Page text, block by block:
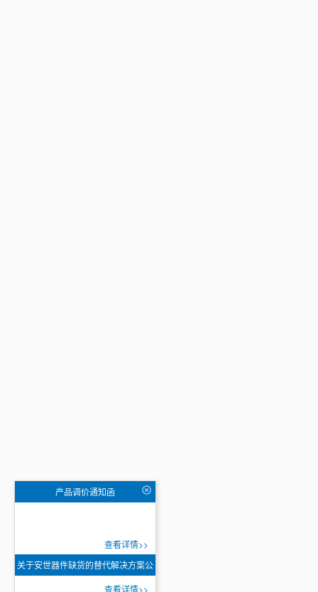
产品调价通知函
查看详情>>
关于安世器件缺货的替代解决方案公
查看详情>>